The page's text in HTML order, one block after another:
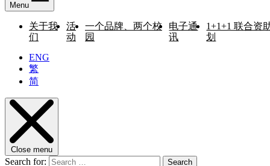
Menu
关于我
们
活
动
一个品牌、两个校
园
电子通
讯
1+1+1 联合资
划
ENG
繁
简
Close menu
Search for: Search